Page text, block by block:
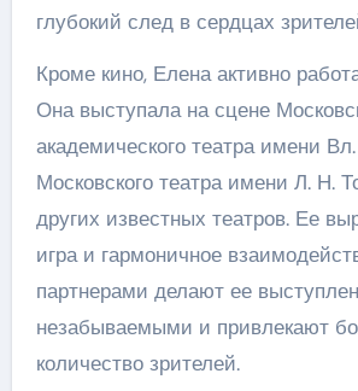
глубокий след в сердцах
Кроме кино, Елена активно
Она выступала на сцене
академического театра имени
Московского театра имени Л. Н.
других известных театров. Ее
игра и гармоничное
партнерами делают ее
незабываемыми и привлекают
количество зрителей.